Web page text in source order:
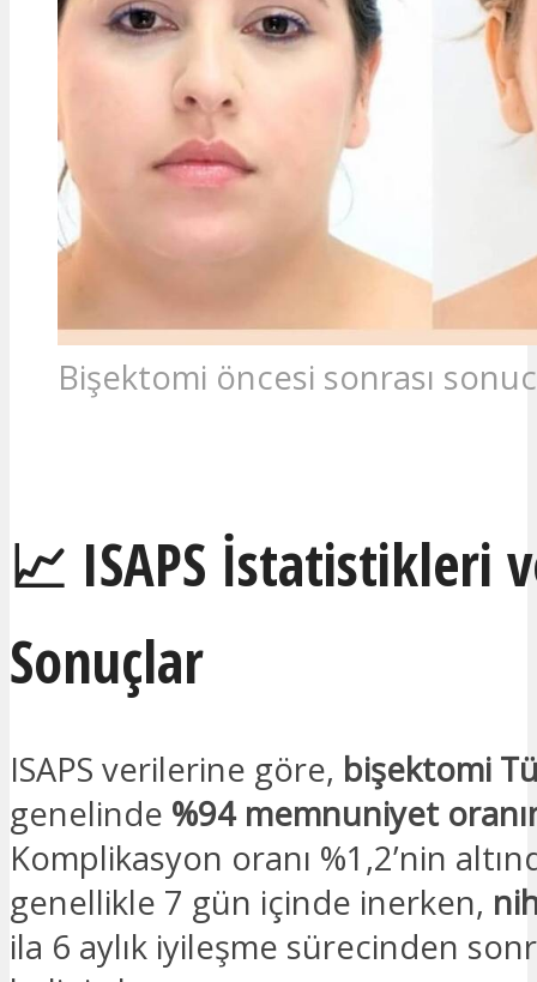
Bişektomi öncesi sonrası
📈 ISAPS İstatistikleri
Sonuçlar
ISAPS verilerine göre, bişektomi
genelinde %94 memnuniyet
Komplikasyon oranı %1,2’nin
genellikle 7 gün içinde inerken,
ila 6 aylık iyileşme sürecinden